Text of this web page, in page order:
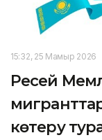
15:32, 25 Мамыр 2026
Ресей
көтеру